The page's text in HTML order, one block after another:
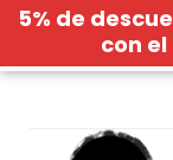
Skip
content
5% de
con el